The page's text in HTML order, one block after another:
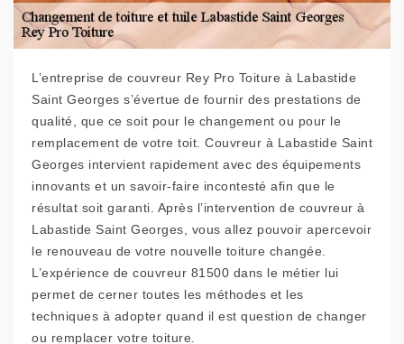
L’entreprise de couvreur Rey Pro Toiture à Labastide
Saint Georges s’évertue de fournir des prestations de
qualité, que ce soit pour le changement ou pour le
remplacement de votre toit. Couvreur à Labastide Saint
Georges intervient rapidement avec des équipements
innovants et un savoir-faire incontesté afin que le
résultat soit garanti. Après l’intervention de couvreur à
Labastide Saint Georges, vous allez pouvoir apercevoir
le renouveau de votre nouvelle toiture changée.
L’expérience de couvreur 81500 dans le métier lui
permet de cerner toutes les méthodes et les
techniques à adopter quand il est question de changer
ou remplacer votre toiture.